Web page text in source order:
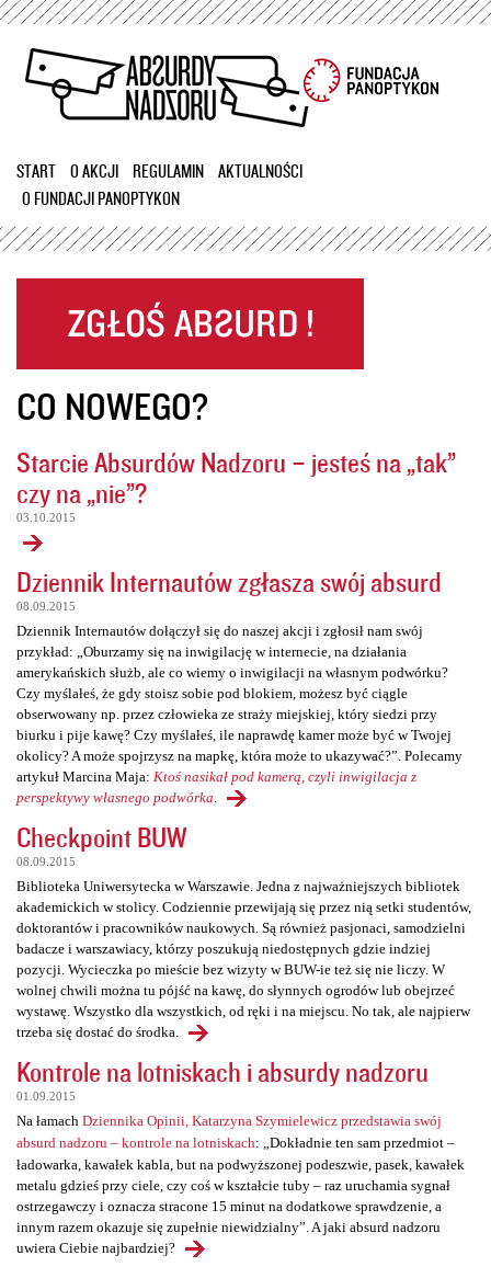
Przejdź
treści
START O AKCJI REGULAMIN
AKTUALNOŚCI
O FUNDACJI PANOPTYKON
CO NOWEGO?
Starcie Absurdów Nadzoru – jesteś na „tak”
czy na „nie”?
03.10.2015
Dziennik Internautów zgłasza swój absurd
08.09.2015
Dziennik Internautów dołączył się do naszej akcji i zgłosił nam swój
przykład: „Oburzamy się na inwigilację w internecie, na działania
amerykańskich służb, ale co wiemy o inwigilacji na własnym podwórku?
Czy myślałeś, że gdy stoisz sobie pod blokiem, możesz być ciągle
obserwowany np. przez człowieka ze straży miejskiej, który siedzi przy
biurku i pije kawę? Czy myślałeś, ile naprawdę kamer może być w Twojej
okolicy? A może spojrzysz na mapkę, która może to ukazywać?”. Polecamy
artykuł Marcina Maja: Ktoś nasikał pod kamerą, czyli inwigilacja z
perspektywy własnego podwórka
Checkpoint BUW
08.09.2015
Biblioteka Uniwersytecka w Warszawie. Jedna z najważniejszych bibliotek
akademickich w stolicy. Codziennie przewijają się przez nią setki studentów,
doktorantów i pracowników naukowych. Są również pasjonaci, samodzielni
badacze i warszawiacy, którzy poszukują niedostępnych gdzie indziej
pozycji. Wycieczka po mieście bez wizyty w BUW-ie też się nie liczy. W
wolnej chwili można tu pójść na kawę, do słynnych ogrodów lub obejrzeć
wystawę. Wszystko dla wszystkich, od ręki i na miejscu. No tak, ale najpierw
trzeba się dostać do środka.
Kontrole na lotniskach i absurdy nadzoru
01.09.2015
Na łamach Dziennika Opinii, Katarzyna Szymielewicz przedstawia swój
absurd nadzoru – kontrole na lotniskach: „Dokładnie ten sam przedmiot –
ładowarka, kawałek kabla, but na podwyższonej podeszwie, pasek, kawałek
metalu gdzieś przy ciele, czy coś w kształcie tuby – raz uruchamia sygnał
ostrzegawczy i oznacza stracone 15 minut na dodatkowe sprawdzenie, a
innym razem okazuje się zupełnie niewidzialny”. A jaki absurd nadzoru
uwiera Ciebie najbardziej?